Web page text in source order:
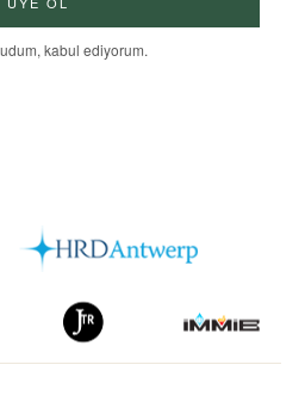
kabul ediyorum.